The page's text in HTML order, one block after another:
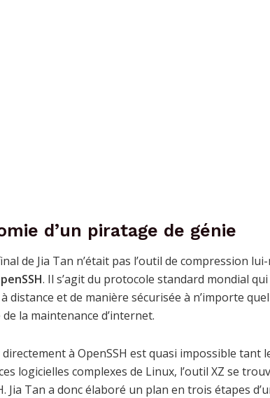
d’un piratage de génie
de Jia Tan n’était pas l’outil de compression
. Il s’agit du protocole standard mondial
distance et de manière sécurisée à n’importe
la maintenance d’internet.
directement à OpenSSH est quasi impossible tant
logicielles complexes de Linux, l’outil XZ se
Jia Tan a donc élaboré un plan en trois étapes